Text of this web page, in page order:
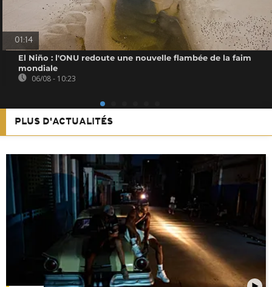
01:14
El Niño : l'ONU redoute une nouvelle flambée de la faim
mondiale
06/08 - 10:23
PLUS D'ACTUALITÉS